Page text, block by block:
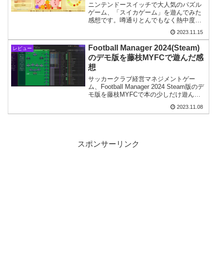
ニンテンドースイッチで大人気のパズル
ゲーム、「スイカゲーム」を遊んでみた
感想です。噂通りとんでもなく熱中度の
のに思い通りにいかないことがつい、
「あともう一回だけ…」となる、再プレ
イ性を高めています。
2023.11.15
レビュー
Football Manager 2024(Steam)
のデモ版を藤枝MYFCで遊んだ感
想
サッカークラブ経営マネジメントゲー
ム、Football Manager 2024 Steam版のデ
モ版を藤枝MYFCで本の少しだけ遊んだ
され、ゲームを心から楽しむまでのハー
2023.11.08
スポンサーリンク